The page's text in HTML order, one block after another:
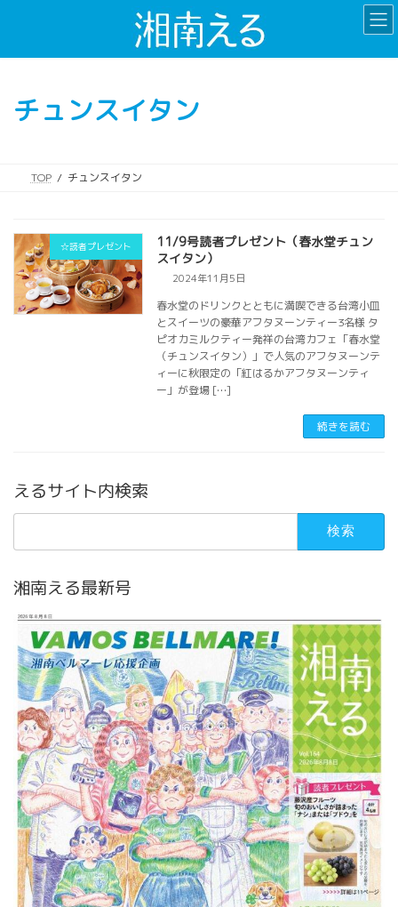
チュンスイタン
TOP チュンスイタン
☆読者プレゼント
11/9号読者プレゼント（春水堂チュン
スイタン）
2024年11月5日
春水堂のドリンクとともに満喫できる台湾小皿
とスイーツの豪華アフタヌーンティー3名様 タ
ピオカミルクティー発祥の台湾カフェ「春水堂
（チュンスイタン）」で人気のアフタヌーンテ
ィーに秋限定の「紅はるかアフタヌーンティ
ー」が登場 […]
続きを読む
えるサイト内検索
検
湘南える最新号